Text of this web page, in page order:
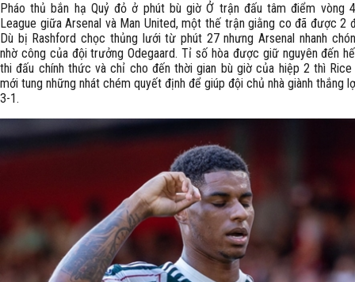
Pháo thủ bắn hạ Quỷ đỏ ở phút bù giờ Ở trận đấu tâm điểm vòng
League giữa Arsenal và Man United, một thế trận giằng co đã được 2
Dù bị Rashford chọc thủng lưới từ phút 27 nhưng Arsenal nhanh
nhờ công của đội trưởng Odegaard. Tỉ số hòa được giữ nguyên đến
thi đấu chính thức và chỉ cho đến thời gian bù giờ của hiệp 2 thì
mới tung những nhát chém quyết định để giúp đội chủ nhà giành thắng
3-1.